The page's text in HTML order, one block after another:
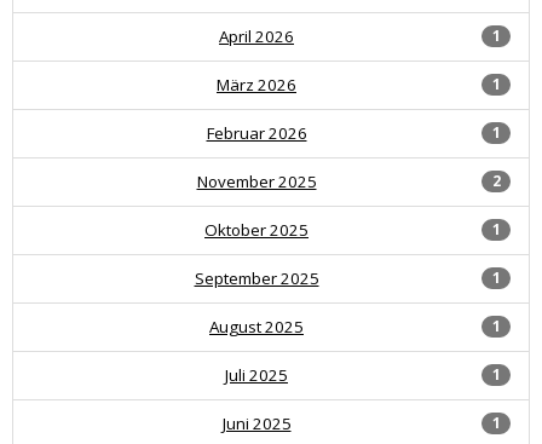
1
April 2026
1
März 2026
1
Februar 2026
2
November 2025
1
Oktober 2025
1
September 2025
1
August 2025
1
Juli 2025
1
Juni 2025